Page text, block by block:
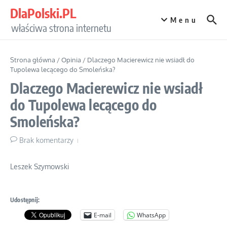
DlaPolski.PL
właściwa strona internetu
Menu
Strona główna /Opinia / Dlaczego Macierewicz nie wsiadł do
Tupolewa lecącego do Smoleńska?
Dlaczego Macierewicz nie wsiadł
do Tupolewa lecącego do
Smoleńska?
Brak komentarzy
Leszek Szymowski
Udostępnij:
E-mail WhatsApp